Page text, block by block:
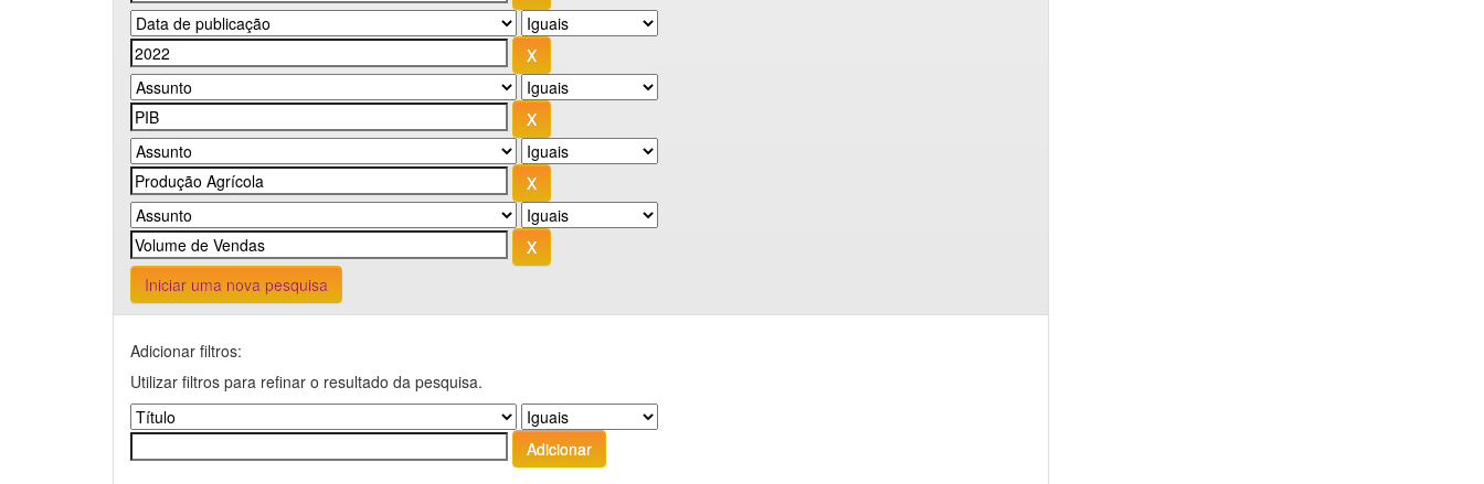
Iniciar uma nova pesquisa
Adicionar filtros:
Utilizar filtros para refinar o resultado da pesquisa.